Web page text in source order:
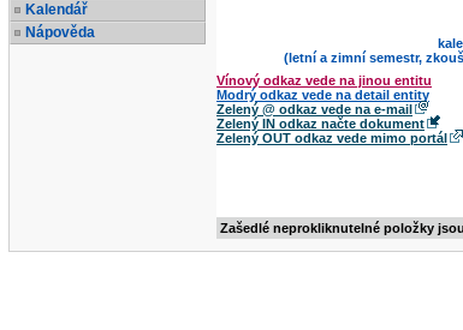
Kalendář
Nápověda
(letní a zimní semestr,
Vínový odkaz vede na jinou entitu
Modrý odkaz vede na detail entity
Zelený @ odkaz vede na e-mail
Zelený IN odkaz načte dokument
Zelený OUT odkaz vede mimo portál
Zašedlé neprokliknutelné položky